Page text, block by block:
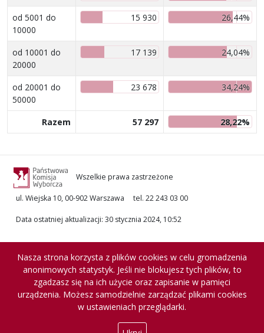
od 5001 do
10000
15 930 26,44%
od 10001 do
20000
17 139 24,04%
od 20001 do
50000
23 678 34,24%
Razem 57 297 28,22%
Wszelkie prawa zastrzeżone
ul. Wiejska 10, 00-902 Warszawa tel. 22 243 03 00
Data ostatniej aktualizacji: 30 stycznia 2024, 10:52
Nasza strona korzysta z plików cookies w celu gromadzenia
anonimowych statystyk. Jeśli nie blokujesz tych plików, to
zgadzasz się na ich użycie oraz zapisanie w pamięci
urządzenia. Możesz samodzielnie zarządzać plikami cookies
w ustawieniach przeglądarki.